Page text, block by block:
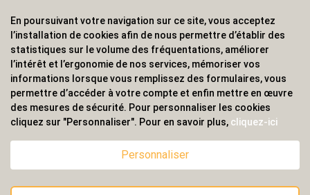
Écriture
Bagagerie sacs
Sport &
Outdoor
Enfant
Boisson
Textile &
Casquette
Accessoires de
bureau
ALVS, fournisseur d'objets publicitaires, pour les
professionnels. Une implantation nationale, une
couverture internationale.
En poursuivant votre navigation sur ce site, vous acceptez
l’installation de cookies afin de nous permettre d’établir des
statistiques sur le volume des fréquentations, améliorer
l’intérêt et l’ergonomie de nos services, mémoriser vos
informations lorsque vous remplissez des formulaires, vous
permettre d’accéder à votre compte et enfin mettre en œuvre
des mesures de sécurité. Pour personnaliser les cookies
cliquez sur "Personnaliser". Pour en savoir plus, cliquez-ici
Personnaliser